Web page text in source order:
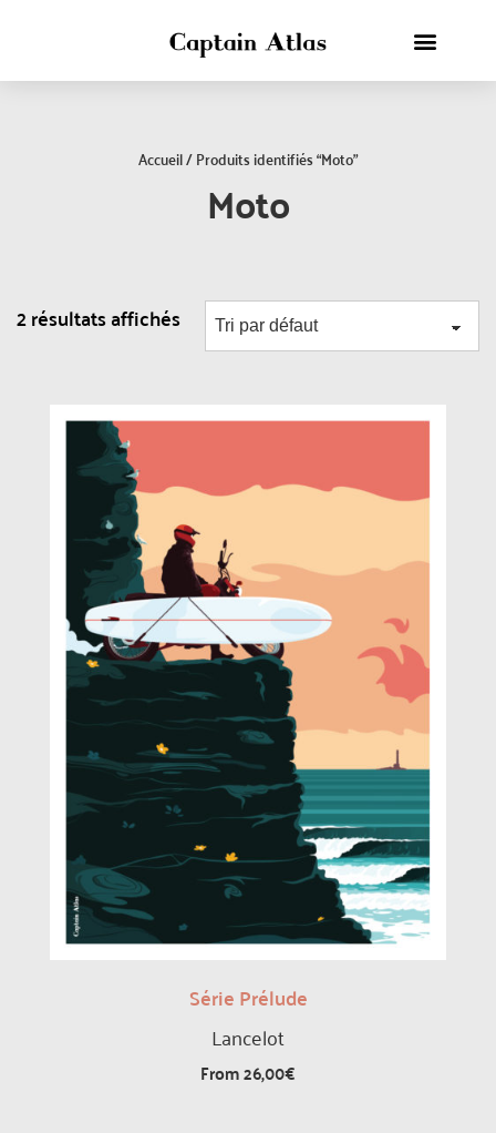
Accueil/ Produits identifiés “Moto”
Moto
2 résultats affichés
Série Prélude
Lancelot
From26,00€